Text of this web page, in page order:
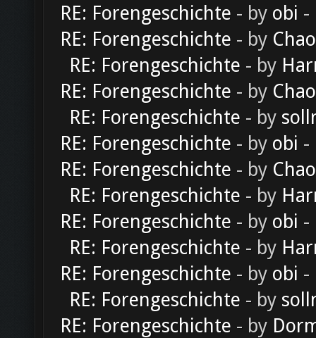
RE: Forengeschichte - by obi -
RE: Forengeschichte - by
RE: Forengeschichte - by
RE: Forengeschichte - by
RE: Forengeschichte - by
RE: Forengeschichte - by obi -
RE: Forengeschichte - by
RE: Forengeschichte - by
RE: Forengeschichte - by obi -
RE: Forengeschichte - by
RE: Forengeschichte - by obi -
RE: Forengeschichte - by
RE: Forengeschichte - by